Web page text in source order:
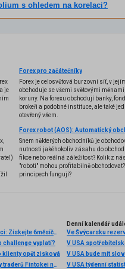
s ohledem na korelaci?
je
Forex pro začátečníky
Forex je celosvětová burzovní síť, v
obchoduje se všemi světovými
koruny. Na forexu obchodují banky,
brokeři a podobné instituce, ale také
otevřený všem.
Snem některých obchodníků je
nutnosti jakéhokoliv zásahu do
fikce nebo reálná záležitost? Kolik z
"roboti" mohou profitabilně
principech fungují?
🚀 FXstreet.cz & eToro přinášejí exkluzivní akci: Získejte 6měsíční členství ve VIP zóně ZDARMA
challenge vyplatí?
klienty opět zisková
Léto v plném proudu, trhy také: Top 3 obchody traderů Fintokei na indexech a zlatě
Denní kalendář
Ve Švýcarsku
V USA
V USA bude mít
V USA týdenní